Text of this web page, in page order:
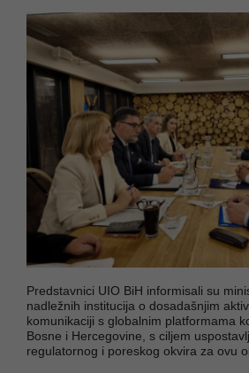
Predstavnici UIO BiH informisali su
nadležnih institucija o dosadašnjim
komunikaciji s globalnim platformama
Bosne i Hercegovine, s ciljem
regulatornog i poreskog okvira za ovu